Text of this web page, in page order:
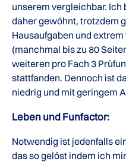
unserem vergleichbar. Ich
daher gewöhnt, trotzdem
Hausaufgaben und
(manchmal bis zu 80
weiteren pro Fach 3
stattfanden. Dennoch ist
niedrig und mit geringem
Leben und Funfactor:
Notwendig ist jedenfalls
das so gelöst indem ich